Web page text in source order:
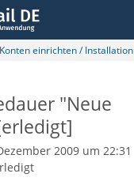
einrichten /
"Neue
2009 um 22:31